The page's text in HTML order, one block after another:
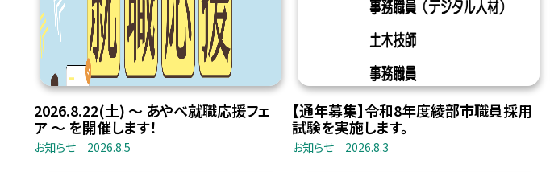
2026.8.22(土) 〜 あやべ就職応援フェ
ア 〜 を開催します！
お知らせ 2026.8.5
【通年募集】令和8年度綾部市職員採用
試験を実施します。
お知らせ 2026.8.3